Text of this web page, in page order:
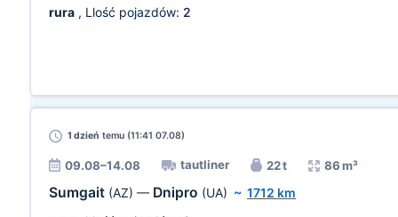
rura , Llość pojazdów: 2
1 dzień temu (11:41 07.08)
09.08–14.08 tautliner 22 t 86 m³
Sumgait (AZ) — Dnipro (UA) ~ 1712 km